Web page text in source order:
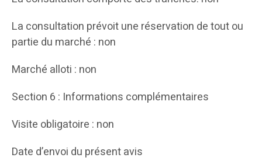
La consultation prévoit une réservation de tout ou
partie du marché : non
Marché alloti : non
Section 6 : Informations complémentaires
Visite obligatoire : non
Date d’envoi du présent avis